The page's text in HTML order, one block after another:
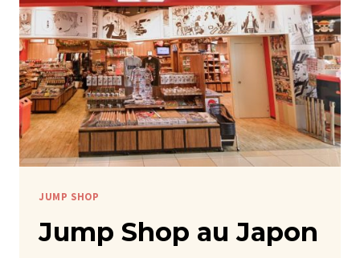
JUMP SHOP
Jump Shop au Japon